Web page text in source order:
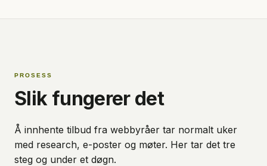
PROSESS
Slik fungerer det
Å innhente tilbud fra webbyråer tar normalt uker
med research, e-poster og møter. Her tar det tre
steg og under et døgn.